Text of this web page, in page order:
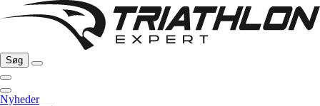
Søg
Nyheder